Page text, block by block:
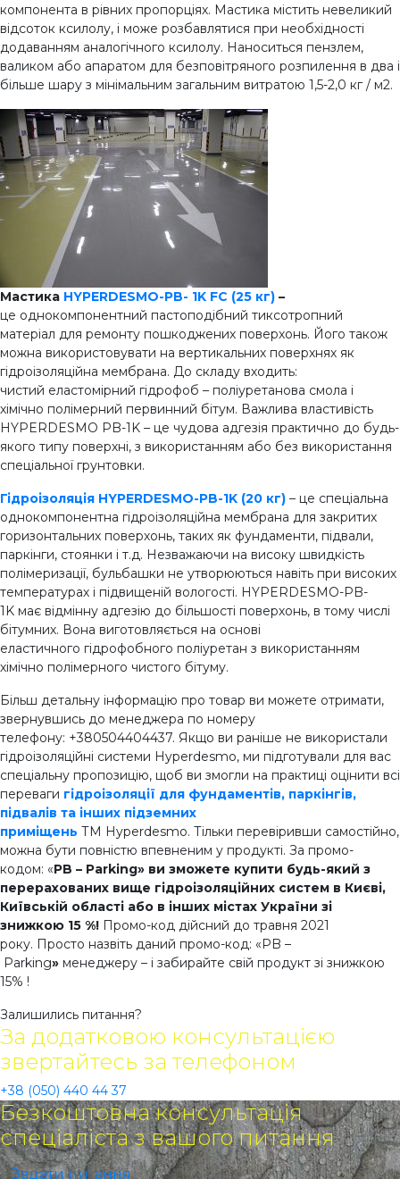
компонента в рівних пропорціях. Мастика містить невеликий
відсоток ксилолу, і може розбавлятися при необхідності
додаванням аналогічного ксилолу. Наноситься пензлем,
валиком або апаратом для безповітряного розпилення в два і
більше шару з мінімальним загальним витратою 1,5-2,0 кг / м2.
Мастика HYPERDESMO-PB- 1K FC (25 кг) –
це однокомпонентний пастоподібний тиксотропний
матеріал для ремонту пошкоджених поверхонь. Його також
можна використовувати на вертикальних поверхнях як
гідроізоляційна мембрана. До складу входить:
чистий еластомірний гідрофоб – поліуретанова смола і
хімічно полімерний первинний бітум. Важлива властивість
HYPERDESMO PB-1K – це чудова адгезія практично до будь-
якого типу поверхні, з використанням або без використання
спеціальної грунтовки.
Гідроізоляція HYPERDESMO-PB-1K (20 кг) – це спеціальна
однокомпонентна гідроізоляційна мембрана для закритих
горизонтальних поверхонь, таких як фундаменти, підвали,
паркінги, стоянки і т.д. Незважаючи на високу швидкість
полімеризації, бульбашки не утворюються навіть при високих
температурах і підвищеній вологості. HYPERDESMO-PB-
1K має відмінну адгезію до більшості поверхонь, в тому числі
бітумних. Вона виготовляється на основі
еластичного гідрофобного поліуретан з використанням
хімічно полімерного чистого бітуму.
Більш детальну інформацію про товар ви можете отримати,
звернувшись до менеджера по номеру
телефону: +380504404437. Якщо ви раніше не використали
гідроізоляційні системи Hyperdesmo, ми підготували для вас
спеціальну пропозицію, щоб ви змогли на практиці оцінити всі
переваги гідроізоляції для фундаментів, паркінгів,
підвалів та інших підземних
приміщень ТМ Hyperdesmo. Тільки перевіривши самостійно,
можна бути повністю впевненим у продукті. За промо-
кодом: «PB – Parking» ви зможете купити будь-який з
перерахованих вище гідроізоляційних систем в Києві,
Київській області або в інших містах України зі
знижкою 15 %! Промо-код дійсний до травня 2021
року. Просто назвіть даний промо-код: «PB –
Parking» менеджеру – і забирайте свій продукт зі знижкою
15% !
Залишились питання?
За додатковою консультацією
звертайтесь за телефоном
+38 (050) 440 44 37
Безкоштовна консультація
спеціаліста з вашого питання
Задати питання